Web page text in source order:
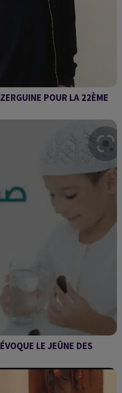
POUR LA 22ÈME
du Sud
LE JEÛNE DES
cultuel sans nuire à sa